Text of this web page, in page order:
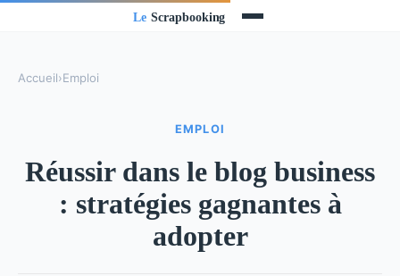
Accueil›Emploi
EMPLOI
Réussir dans le blog business
: stratégies gagnantes à
adopter